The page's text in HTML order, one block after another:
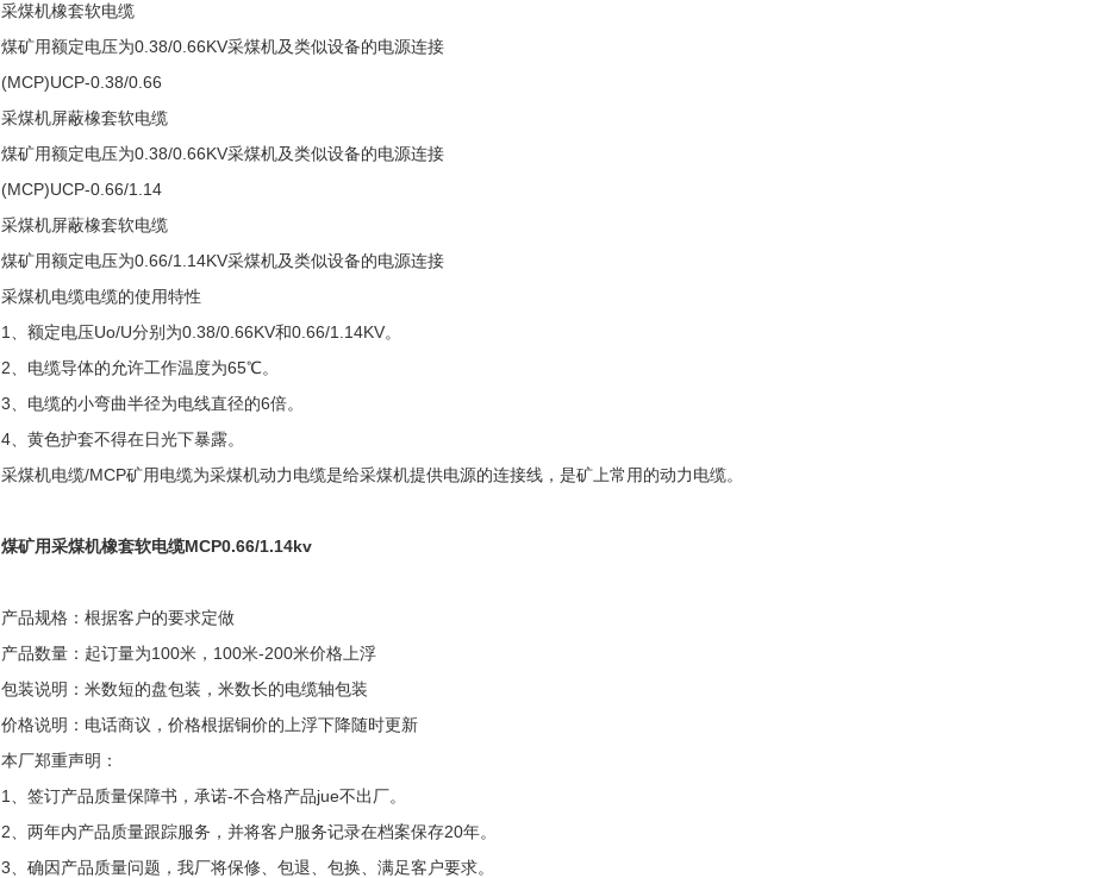
采煤机橡套软电缆
煤矿用额定电压为0.38/0.66KV采煤机及类似设备的电源连接
(MCP)UCP-0.38/0.66
采煤机屏蔽橡套软电缆
煤矿用额定电压为0.38/0.66KV采煤机及类似设备的电源连接
(MCP)UCP-0.66/1.14
采煤机屏蔽橡套软电缆
煤矿用额定电压为0.66/1.14KV采煤机及类似设备的电源连接
采煤机电缆电缆的使用特性
1、额定电压Uo/U分别为0.38/0.66KV和0.66/1.14KV。
2、电缆导体的允许工作温度为65℃。
3、电缆的小弯曲半径为电线直径的6倍。
4、黄色护套不得在日光下暴露。
采煤机电缆/MCP矿用电缆为采煤机动力电缆是给采煤机提供电源的连接线，是矿上常用的动力电缆。
煤矿用采煤机橡套软电缆MCP0.66/1.14kv
产品规格：根据客户的要求定做
产品数量：起订量为100米，100米-200米价格上浮
包装说明：米数短的盘包装，米数长的电缆轴包装
价格说明：电话商议，价格根据铜价的上浮下降随时更新
本厂郑重声明：
1、签订产品质量保障书，承诺-不合格产品jue不出厂。
2、两年内产品质量跟踪服务，并将客户服务记录在档案保存20年。
3、确因产品质量问题，我厂将保修、包退、包换、满足客户要求。